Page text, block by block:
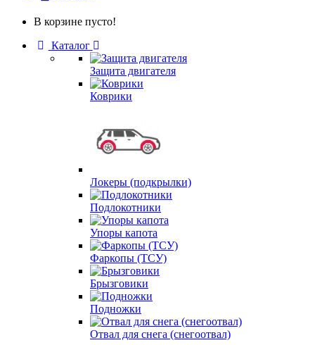
В корзине пусто!
Каталог
Защита двигателя
Коврики
Локеры (подкрылки)
Подлокотники
Упоры капота
Фаркопы (ТСУ)
Брызговики
Подножки
Отвал для снега (снегоотвал)